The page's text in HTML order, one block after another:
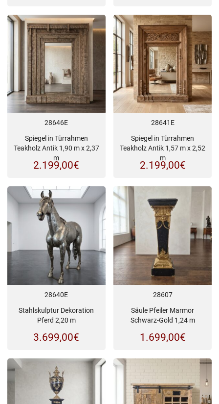
28646E
Spiegel in Türrahmen
Teakholz Antik 1,90 m x 2,37
m
2.199,00€
28641E
Spiegel in Türrahmen
Teakholz Antik 1,57 m x 2,52
m
2.199,00€
28640E
Stahlskulptur Dekoration
Pferd 2,20 m
3.699,00€
28607
Säule Pfeiler Marmor
Schwarz-Gold 1,24 m
1.699,00€